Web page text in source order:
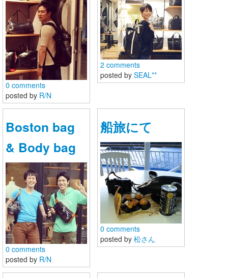
0 comments
posted by R/N
2 comments
posted by SEAL**
Boston bag
& Body bag
0 comments
posted by R/N
船旅にて
0 comments
posted by 松さん